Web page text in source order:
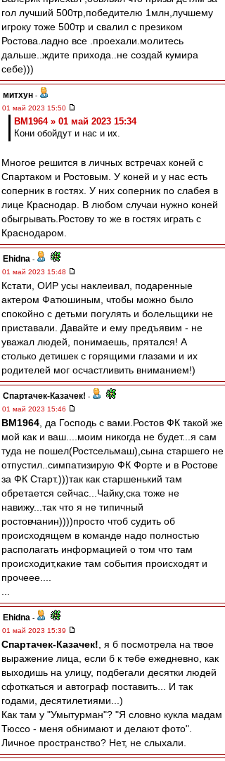
гол лучший 500тр,победителю 1млн,лучшему
игроку тоже 500тр и свалил с презиком
Ростова.ладно все .проехали.молитесь
дальше..ждите прихода..не создай кумира
себе)))
митхун -
01 май 2023 15:50
BM1964 » 01 май 2023 15:34
Кони обойдут и нас и их.
Многое решится в личных встречах коней с
Спартаком и Ростовым. У коней и у нас есть
соперник в гостях. У них соперник по слабея в
лице Краснодар. В любом случаи нужно коней
обыгрывать.Ростову то же в гостях играть с
Краснодаром.
Ehidna -
01 май 2023 15:48
Кстати, ОИР усы наклеивал, подаренные
актером Фатюшиным, чтобы можно было
спокойно с детьми погулять и болельщики не
приставали. Давайте и ему предъявим - не
уважал людей, понимаешь, прятался! А
столько детишек с горящими глазами и их
родителей мог осчастливить вниманием!)
Спартачек-Казачек! -
01 май 2023 15:46
BM1964 , да Господь с вами.Ростов ФК такой же
мой как и ваш....моим никогда не будет...я сам
туда не пошел(Ростсельмаш),сына старшего не
отпустил..симпатизирую ФК Форте и в Ростове
за ФК Старт.)))так как старшенький там
обретается сейчас...Чайку,ска тоже не
навижу...так что я не типичный
ростовчанин))))просто чтоб судить об
происходящем в команде надо полностью
располагать информацией о том что там
происходит,какие там события происходят и
прочеее....
Ehidna -
01 май 2023 15:39
Спартачек-Казачек! , я б посмотрела на твое
выражение лица, если б к тебе ежедневно, как
выходишь на улицу, подбегали десятки людей
сфоткаться и автограф поставить... И так
годами, десятилетиями...)
Как там у "Умытурман"? "Я словно кукла мадам
Тюссо - меня обнимают и делают фото".
Личное пространство? Нет, не слыхали.